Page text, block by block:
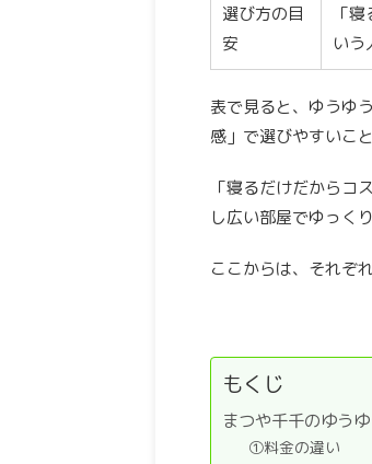
選び方の目
安
「
いう
表で見ると、ゆうゆ
感」で選びやすいこ
「寝るだけだからコ
し広い部屋でゆっく
ここからは、それぞ
もくじ
まつや千千のゆう
①料金の違い